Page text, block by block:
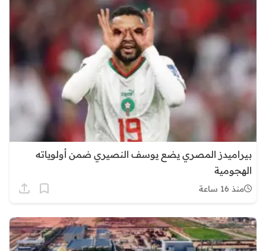
بيراميدز المصري يضع يوسف النصيري ضمن أولوياته
الهجومية
منذ 16 ساعة